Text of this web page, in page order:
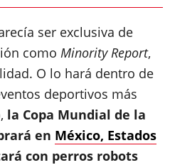
ser exclusiva de
como Minority Report,
O lo hará dentro de
deportivos más
la Copa Mundial de la
en México, Estados
con perros robots